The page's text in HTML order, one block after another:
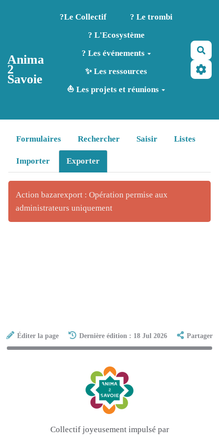
Aller au contenu principal
Anima
2
Savoie
?️Le Collectif
? Le trombi
? L'Ecosystème
? Les événements
✨ Les ressources
⛵ Les projets et réunions
Formulaires Rechercher Saisir Listes
Importer Exporter
Action bazarexport : Opération permise aux
administrateurs uniquement
Éditer la page Dernière édition : 18 Jul 2026 Partager
Collectif joyeusement impulsé par